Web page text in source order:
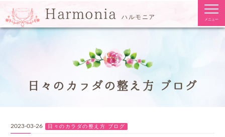
Harmonia ハルモニア メニュー
日々のカラダの整え方 ブログ
2023-03-26 日々のカラダの整え方 ブログ